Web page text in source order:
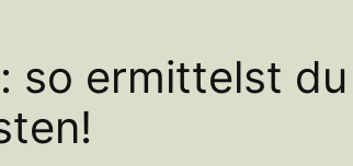
so ermittelst du